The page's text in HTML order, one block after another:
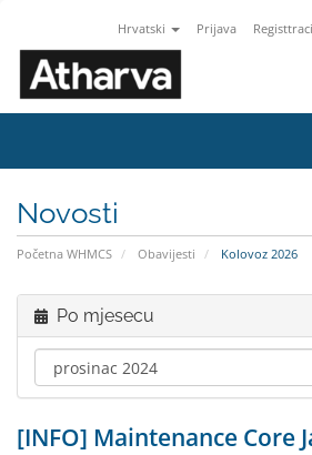
Hrvatski Prijava
Novosti
Početna WHMCS Obavijesti Kolovoz 2026
Po mjesecu
[INFO] Maintenance Core